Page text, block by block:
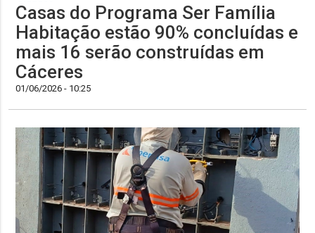
Casas do Programa Ser Família
Habitação estão 90% concluídas e
mais 16 serão construídas em
Cáceres
01/06/2026 - 10:25